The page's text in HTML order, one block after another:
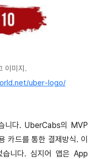
이미지.
uber-logo/
니다. UberCabs의 MVP
카드를 통한 결제방식. 이
습니다. 심지어 앱은 App